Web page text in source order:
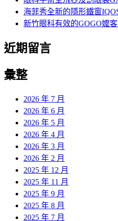
海菲秀全新的隱形鐵窗
新竹眼科有效的GOGO嬤
近期留言
彙整
2026 年 7 月
2026 年 6 月
2026 年 5 月
2026 年 4 月
2026 年 3 月
2026 年 2 月
2025 年 12 月
2025 年 11 月
2025 年 9 月
2025 年 8 月
2025 年 7 月